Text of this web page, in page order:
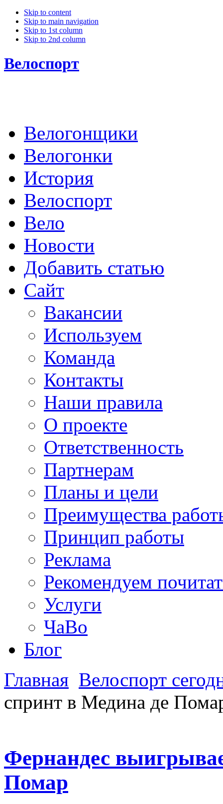
Skip to content
Skip to main navigation
Skip to 1st column
Skip to 2nd column
Велоспорт
Велогонщики
Велогонки
История
Велоспорт
Вело
Новости
Добавить статью
Сайт
Вакансии
Используем
Команда
Контакты
Наши правила
О проекте
Ответственность
Партнерам
Планы и цели
Преимущества
Принцип работы
Реклама
Рекомендуем
Услуги
ЧаВо
Блог
Главная Велоспорт
спринт в Медина де
Фернандес
Помар